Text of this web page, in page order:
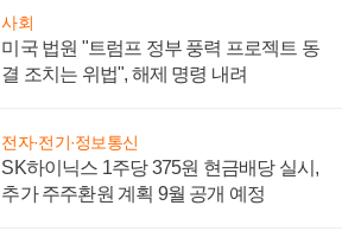
사회
미국 법원 "트럼프 정부 풍력 프로젝트 동
결 조치는 위법", 해제 명령 내려
전자·전기·정보통신
SK하이닉스 1주당 375원 현금배당 실시,
추가 주주환원 계획 9월 공개 예정